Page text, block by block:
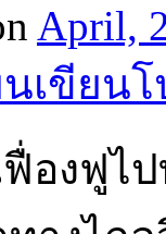
April,
นเขียน
องฟูไ